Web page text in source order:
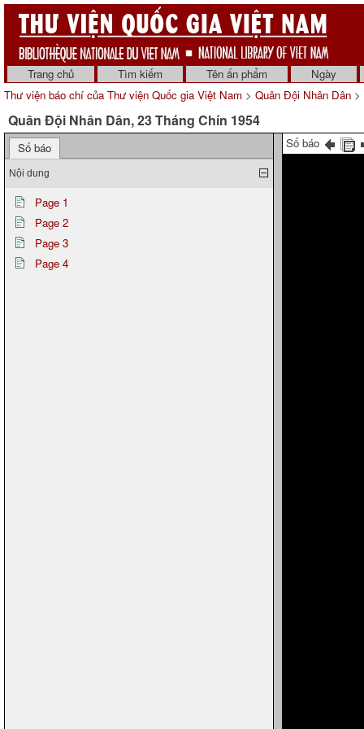
Trang chủ Tìm kiếm Tên ấn phẩm
Ngày
Thư viện báo chí của Thư viện Quốc gia Việt Nam > Quân Đội Nhân Dân >
Quân Đội Nhân Dân, 23 Tháng Chín 1954
Số báo
Nội dung
Page 1
Page 2
Page 3
Page 4
Số báo